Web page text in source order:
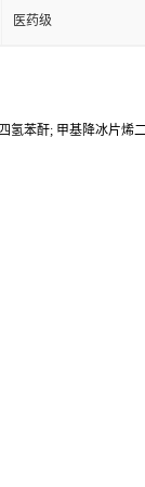
医药级
苯酐; 甲基降冰片烯